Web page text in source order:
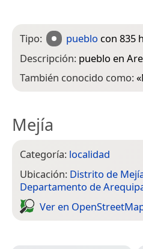
Tipo: pueblo con 835
Descripción: pueblo en
También conocido como:«
Mejía
Categoría: localidad
Ubicación: Distrito de
Departamento de
Ver en